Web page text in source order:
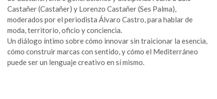
Castañer (Castañer) y Lorenzo Castañer (Ses Palma),
moderados por el periodista Álvaro Castro, para hablar de
moda, territorio, oficio y conciencia.
Un diálogo íntimo sobre cómo innovar sin traicionar la esencia,
cómo construir marcas con sentido, y cómo el Mediterráneo
puede ser un lenguaje creativo en sí mismo.